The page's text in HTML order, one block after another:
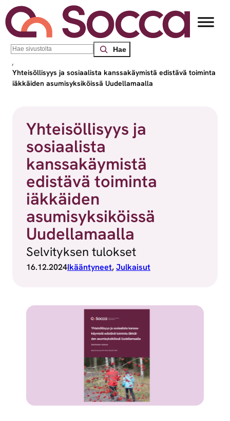
Siirry sisältöön
Search
Socca – Etelä-Suomen sosiaalialan osaamiskeskus
/
Yhteisöllisyys ja sosiaalista kanssakäymistä edistävä toiminta
iäkkäiden asumisyksiköissä Uudellamaalla
Yhteisöllisyys ja
sosiaalista
kanssakäymistä
edistävä toiminta
iäkkäiden
asumisyksiköissä
Uudellamaalla
Selvityksen tulokset
16.12.2024Ikääntyneet, Julkaisut